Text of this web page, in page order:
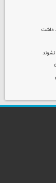
داشت